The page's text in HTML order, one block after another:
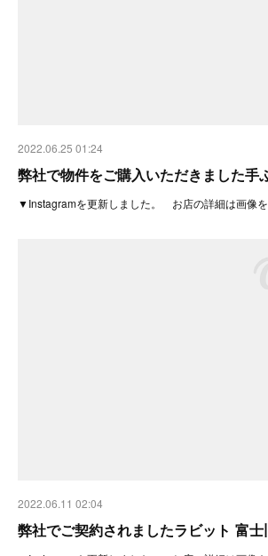
2022.06.25 01:24
弊社で物件をご購入いただきました
▼Instagramを更新しました。 お店の詳細は画像
2022.06.11 02:04
弊社でご契約されましたラビット 富